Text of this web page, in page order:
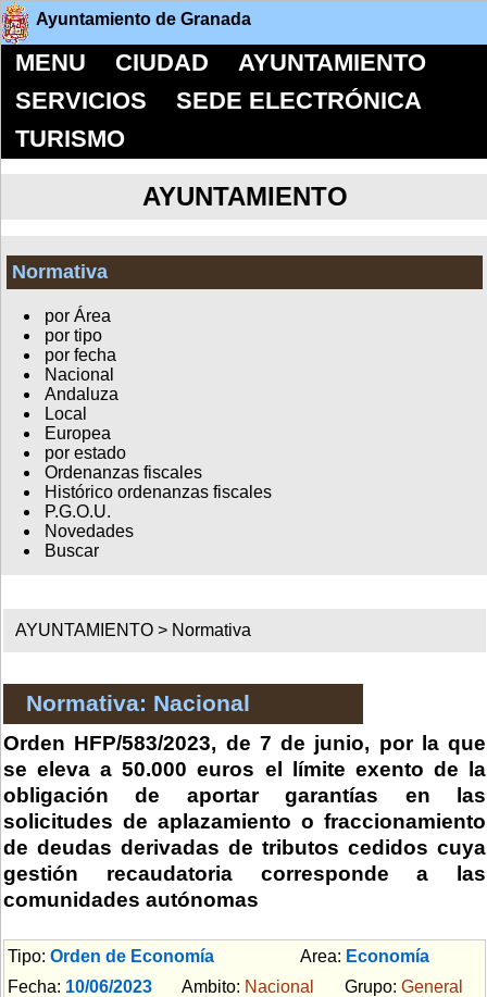
Ayuntamiento de Granada
MENU CIUDAD
AYUNTAMIENTO
SERVICIOS
SEDE ELECTRÓNICA
TURISMO
AYUNTAMIENTO
Normativa
por Área
por tipo
por fecha
Nacional
Andaluza
Local
Europea
por estado
Ordenanzas fiscales
Histórico ordenanzas fiscales
P.G.O.U.
Novedades
Buscar
AYUNTAMIENTO > Normativa
Normativa: Nacional
Orden HFP/583/2023, de 7 de junio, por la que
se eleva a 50.000 euros el límite exento de la
obligación de aportar garantías en las
solicitudes de aplazamiento o fraccionamiento
de deudas derivadas de tributos cedidos cuya
gestión recaudatoria corresponde a las
comunidades autónomas
Tipo: Orden de Economía Area: Economía
Fecha: 10/06/2023 Ambito: Nacional Grupo: General